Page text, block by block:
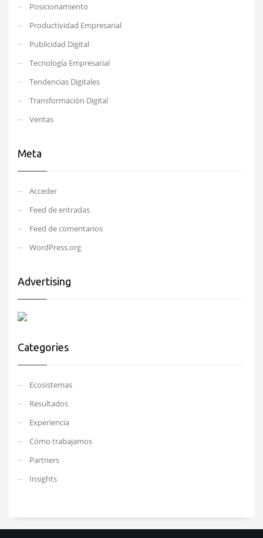
Posicionamiento
Productividad Empresarial
Publicidad Digital
Tecnología Empresarial
Tendencias Digitales
Transformación Digital
Ventas
Meta
Acceder
Feed de entradas
Feed de comentarios
WordPress.org
Advertising
Categories
Ecosistemas
Resultados
Experiencia
Cómo trabajamos
Partners
Insights